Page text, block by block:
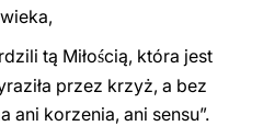
tą Miłością, która jest
przez krzyż, a bez
ani korzenia, ani sensu”.